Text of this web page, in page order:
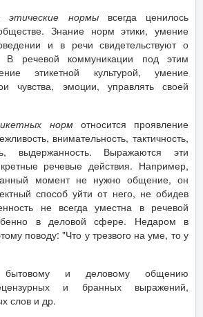
этические нормывсегда ценилось
Знание норм этики, умение
и в речи свидетельствуют о
В речевой коммуникации под этим
этикетной культурой, умение
чувства, эмоции, управлять своей
нормотносится проявление
внимательность, тактичность,
выдержанность. Выражаются эти
речевые действия. Например,
момент не нужно общение, он
способ уйти от него, не обидев
не всегда уместна в речевой
в деловой сфере. Недаром в
поводу: "Что у трезвого на уме, то у
и деловому общению
и бранных выражений,
слов и др.